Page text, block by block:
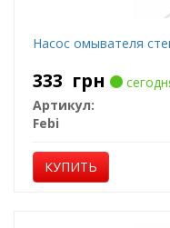
Насос омывателя
333 грн
Артикул:
Febi
КУПИТЬ